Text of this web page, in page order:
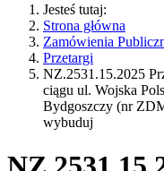
Jesteś tutaj:
Strona główna
Zamówienia
Przetargi
NZ.2531.15.2025
ciągu ul. Wojska
Bydgoszczy (nr
wybuduj